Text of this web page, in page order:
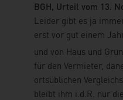
BGH, Urteil vom 13.
Leider gibt es ja
erst vor gut einem
und von Haus und
für den Vermieter,
ortsüblichen
bleibt ihm i.d.R. nur